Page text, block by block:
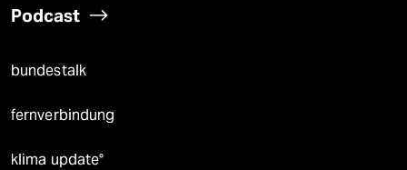
Podcast
bundestalk
fernverbindung
klima update°